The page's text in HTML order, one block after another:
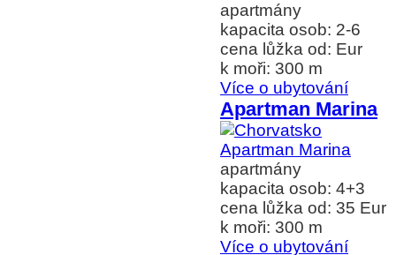
apartmány
kapacita osob: 2-6
cena lůžka od: Eur
k moři: 300 m
Více o ubytování
Apartman Marina
apartmány
kapacita osob: 4+3
cena lůžka od: 35 Eur
k moři: 300 m
Více o ubytování